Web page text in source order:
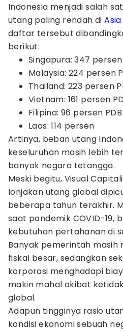
Indonesia menjadi salah
utang paling rendah di
daftar tersebut
berikut:
Singapura: 347 persen
Malaysia: 224 persen
Thailand: 223 persen
Vietnam: 161 persen
Filipina: 96 persen PDB
Laos: 114 persen
Artinya, beban utang
keseluruhan masih lebih
banyak negara tetangga.
Meski begitu, Visual
lonjakan utang global
beberapa tahun terakhir.
saat pandemik COVID-19,
kebutuhan pertahanan di
Banyak pemerintah masih
fiskal besar, sedangkan
korporasi menghadapi
makin mahal akibat
global.
Adapun tingginya rasio
kondisi ekonomi sebuah